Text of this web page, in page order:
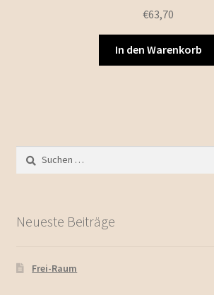
€63,70
In den Warenkorb
Suchen
nach:
Neueste Beiträge
Frei-Raum